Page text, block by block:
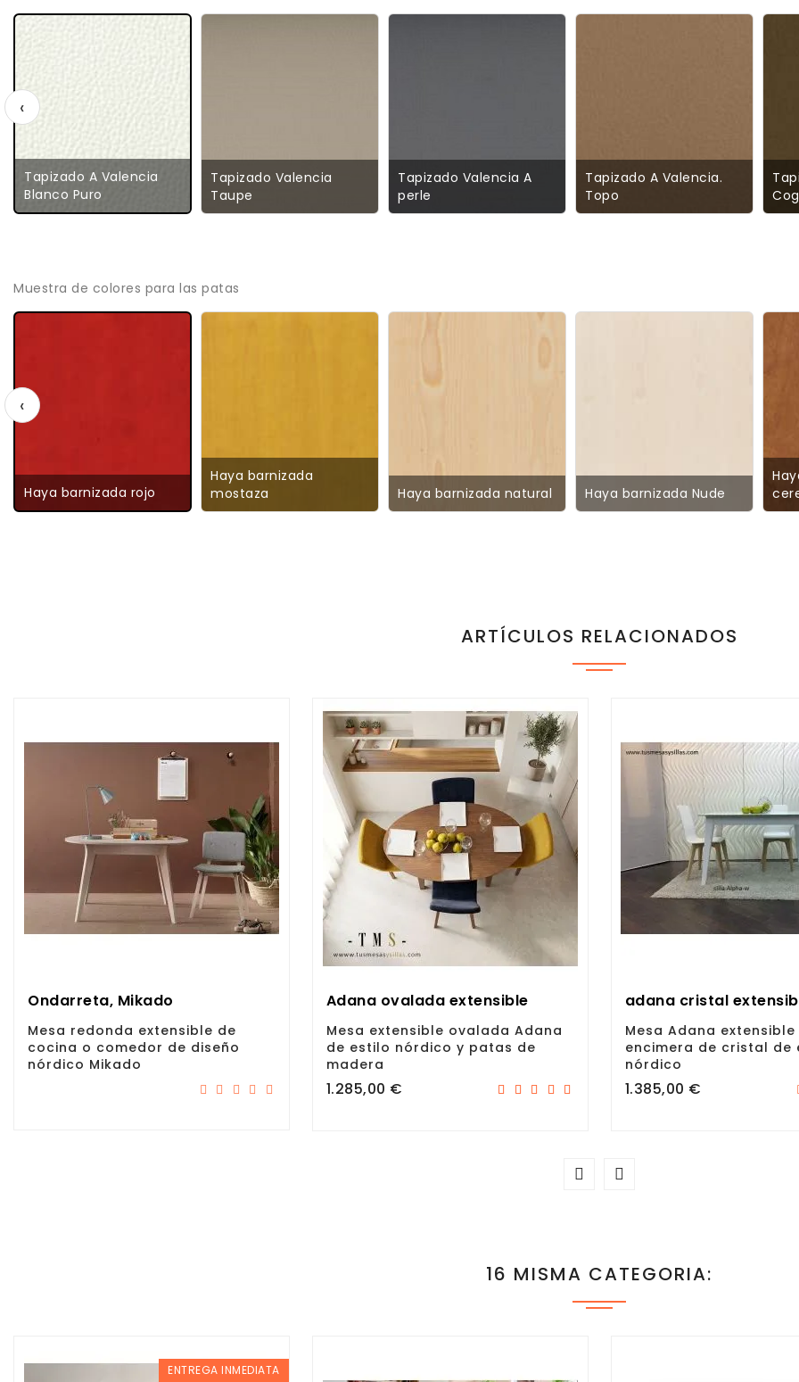
Tapizado A Valencia
Blanco Puro
Tapizado Valencia
Taupe
Tapizado Valencia A
perle
Tapizado A Valencia.
Topo
‹
Muestra de colores para las patas
Haya barnizada rojo
Haya barnizada
mostaza
Haya barnizada natural Haya barnizada Nude
‹
ARTÍCULOS RELACIONADOS
Ondarreta, Mikado
Mesa redonda extensible de
cocina o comedor de diseño
nórdico Mikado
Adana ovalada extensible
Mesa extensible ovalada Adana
de estilo nórdico y patas de
madera
Precio
1.285,00 €
adana cristal
Mesa Adana extensible
encimera de cristal de
nórdico
Precio
1.385,00 €
16 MISMA CATEGORIA:
ENTREGA INMEDIATA